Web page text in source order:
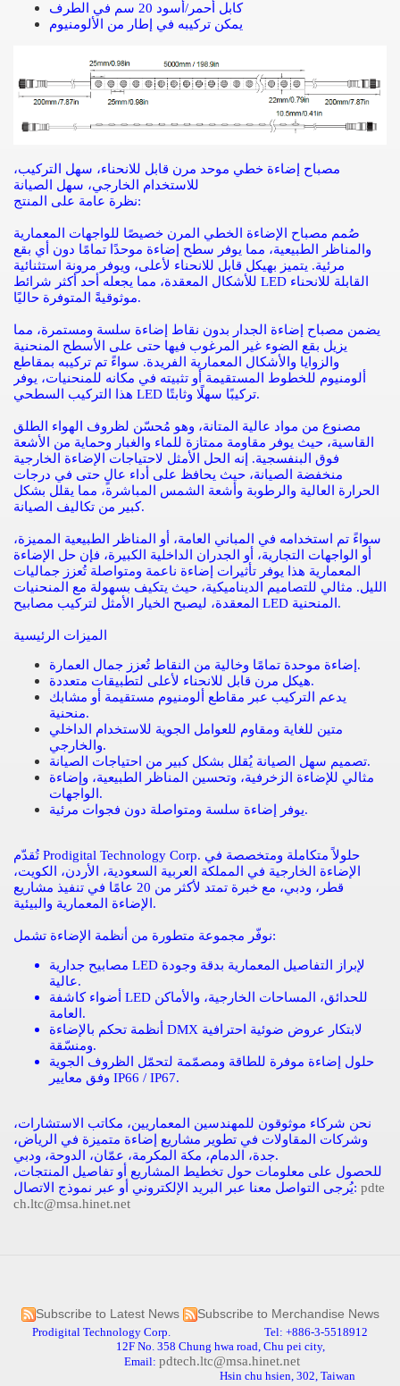
كابل أحمر/أسود 20 سم في الطرف
يمكن تركيبه في إطار من الألومنيوم
مصباح إضاءة خطي موحد مرن قابل للانحناء، سهل التركيب،
للاستخدام الخارجي، سهل الصيانة
نظرة عامة على المنتج:
صُمم مصباح الإضاءة الخطي المرن خصيصًا للواجهات المعمارية
والمناظر الطبيعية، مما يوفر سطح إضاءة موحدًا تمامًا دون أي بقع
مرئية. يتميز بهيكل قابل للانحناء لأعلى، ويوفر مرونة استثنائية
للأشكال المعقدة، مما يجعله أحد أكثر شرائط LED القابلة للانحناء
موثوقيةً المتوفرة حاليًا.
يضمن مصباح إضاءة الجدار بدون نقاط إضاءة سلسة ومستمرة، مما
يزيل بقع الضوء غير المرغوب فيها حتى على الأسطح المنحنية
والزوايا والأشكال المعمارية الفريدة. سواءً تم تركيبه بمقاطع
ألومنيوم للخطوط المستقيمة أو تثبيته في مكانه للمنحنيات، يوفر
هذا التركيب السطحي LED تركيبًا سهلًا وثابتًا.
مصنوع من مواد عالية المتانة، وهو مُحسّن لظروف الهواء الطلق
القاسية، حيث يوفر مقاومة ممتازة للماء والغبار وحماية من الأشعة
فوق البنفسجية. إنه الحل الأمثل لاحتياجات الإضاءة الخارجية
منخفضة الصيانة، حيث يحافظ على أداء عالٍ حتى في درجات
الحرارة العالية والرطوبة وأشعة الشمس المباشرة، مما يقلل بشكل
كبير من تكاليف الصيانة.
سواءً تم استخدامه في المباني العامة، أو المناظر الطبيعية المميزة،
أو الواجهات التجارية، أو الجدران الداخلية الكبيرة، فإن حل الإضاءة
المعمارية هذا يوفر تأثيرات إضاءة ناعمة ومتواصلة تُعزز جماليات
الليل. مثالي للتصاميم الديناميكية، حيث يتكيف بسهولة مع المنحنيات
المعقدة، ليصبح الخيار الأمثل لتركيب مصابيح LED المنحنية.
الميزات الرئيسية
إضاءة موحدة تمامًا وخالية من النقاط تُعزز جمال العمارة.
هيكل مرن قابل للانحناء لأعلى لتطبيقات متعددة.
يدعم التركيب عبر مقاطع ألومنيوم مستقيمة أو مشابك
منحنية.
متين للغاية ومقاوم للعوامل الجوية للاستخدام الداخلي
والخارجي.
تصميم سهل الصيانة يُقلل بشكل كبير من احتياجات الصيانة.
مثالي للإضاءة الزخرفية، وتحسين المناظر الطبيعية، وإضاءة
الواجهات.
يوفر إضاءة سلسة ومتواصلة دون فجوات مرئية.
تُقدّم Prodigital Technology Corp. حلولاً متكاملة ومتخصصة في
الإضاءة الخارجية في المملكة العربية السعودية، الأردن، الكويت،
قطر، ودبي، مع خبرة تمتد لأكثر من 20 عامًا في تنفيذ مشاريع
الإضاءة المعمارية والبيئية.
نوفّر مجموعة متطورة من أنظمة الإضاءة تشمل:
مصابيح جدارية LED لإبراز التفاصيل المعمارية بدقة وجودة
عالية.
أضواء كاشفة LED للحدائق، المساحات الخارجية، والأماكن
العامة.
أنظمة تحكم بالإضاءة DMX لابتكار عروض ضوئية احترافية
ومنسّقة.
حلول إضاءة موفرة للطاقة ومصمّمة لتحمّل الظروف الجوية
وفق معايير IP66 / IP67.
نحن شركاء موثوقون للمهندسين المعماريين، مكاتب الاستشارات،
وشركات المقاولات في تطوير مشاريع إضاءة متميزة في الرياض،
جدة، الدمام، مكة المكرمة، عمّان، الدوحة، ودبي.
للحصول على معلومات حول تخطيط المشاريع أو تفاصيل المنتجات،
يُرجى التواصل معنا عبر البريد الإلكتروني أو عبر نموذج الاتصال: pdte
ch.ltc@msa.hinet.net
Subscribe to Latest News
Subscribe to Merchandise News
Prodigital Technology Corp. Tel: +886-3-5518912
12F No. 358 Chung hwa road, Chu pei city,
Email: pdtech.ltc@msa.hinet.net
Hsin chu hsien, 302, Taiwan